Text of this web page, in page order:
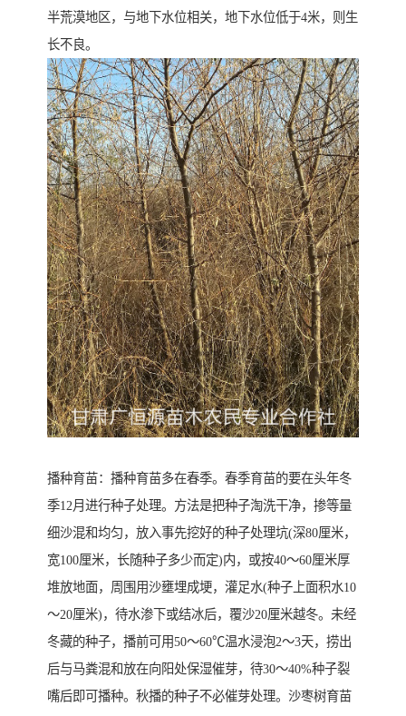
半荒漠地区，与地下水位相关，地下水位低于4米，则生
长不良。
播种育苗：播种育苗多在春季。春季育苗的要在头年冬
季12月进行种子处理。方法是把种子淘洗干净，掺等量
细沙混和均匀，放入事先挖好的种子处理坑(深80厘米，
宽100厘米，长随种子多少而定)内，或按40～60厘米厚
堆放地面，周围用沙壅埋成埂，灌足水(种子上面积水10
～20厘米)，待水渗下或结冰后，覆沙20厘米越冬。未经
冬藏的种子，播前可用50～60℃温水浸泡2～3天，捞出
后与马粪混和放在向阳处保湿催芽，待30～40%种子裂
嘴后即可播种。秋播的种子不必催芽处理。沙枣树育苗